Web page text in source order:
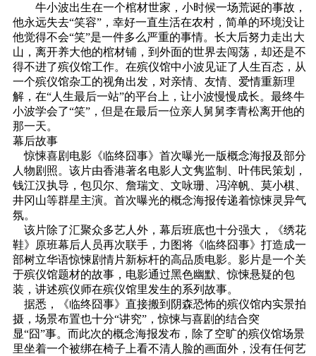
牛小波出生在一个棺材世家，小时候一场荒诞的事故，
他永远失去“笑容”，幸好一直生活在农村，简单的环境没让
他觉得不会“笑”是一件多么严重的事情。长大后努力走出大
山，离开养大他的棺材铺，到外面的世界去闯荡，却还是不
得不进了殡仪馆工作。在殡仪馆中小波见证了人生百态，从
一个殡仪馆杂工的视角出发，对亲情、友情、爱情重新理
解，在“人生最后一站”的平台上，让小波慢慢成长。最终牛
小波学会了“笑”，但是在最后一位亲人舅舅李青松离开他的
那一天。
幕后故事
惊悚喜剧电影《临终囧事》首次曝光一版概念海报及部分
人物剧照。该片由香港著名电影人文隽监制、叶伟民策划，
钱江汉执导，包贝尔、詹瑞文、文咏珊、冯淬帆、莫小棋、
井冈山等群星主演。首次曝光的概念海报传递着惊悚灵异气
氛。
该片除了汇聚众多艺人外，幕后班底也十分强大，《绣花
鞋》原班幕后人员再次联手，力图将《临终囧事》打造成一
部树立华语惊悚剧情片新标杆的高品质电影。影片是一个关
于殡仪馆题材的故事，电影通过黑色幽默、惊悚悬疑的包
装，讲述殡仪师在殡仪馆里发生的系列故事。
据悉，《临终囧事》直接搬到阴森恐怖的殡仪馆内实景拍
摄，场景布置也十分“讲究”，惊悚与喜剧的结合突
显“囧”事。而此次的概念海报发布，除了空旷的殡仪馆场景
里坐着一个被绑在椅子上看不清人脸的画面外，没有任何艺